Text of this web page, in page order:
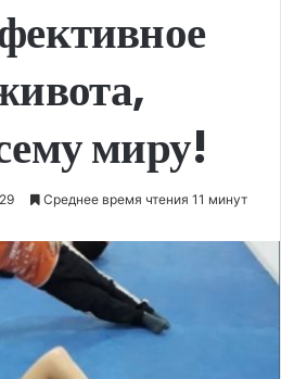
миру!
29 Среднее время чтения 11 минут